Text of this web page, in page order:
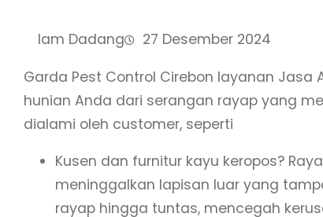
Iam Dadang
27 Desember 2024
Garda Pest Control Cirebon layanan Jasa
hunian Anda dari serangan rayap yang
dialami oleh customer, seperti
Kusen dan furnitur kayu keropos?
meninggalkan lapisan luar yang
rayap hingga tuntas, mencegah